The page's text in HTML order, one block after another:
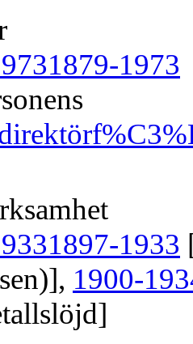
1879-1973
1897-1933
1900-